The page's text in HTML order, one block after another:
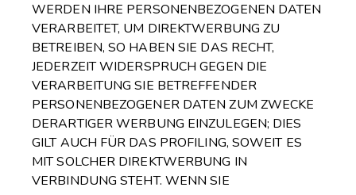
WERDEN IHRE PERSONENBEZOGENEN DATEN
VERARBEITET, UM DIREKTWERBUNG ZU
BETREIBEN, SO HABEN SIE DAS RECHT,
JEDERZEIT WIDERSPRUCH GEGEN DIE
VERARBEITUNG SIE BETREFFENDER
PERSONENBEZOGENER DATEN ZUM ZWECKE
DERARTIGER WERBUNG EINZULEGEN; DIES
GILT AUCH FÜR DAS PROFILING, SOWEIT ES
MIT SOLCHER DIREKTWERBUNG IN
VERBINDUNG STEHT. WENN SIE